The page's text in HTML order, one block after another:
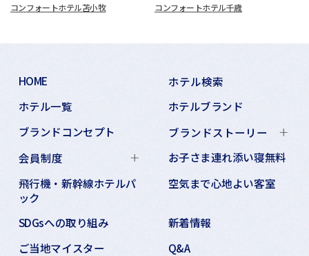
コンフォートホテル苫小牧 コンフォートホテル千歳
HOME
ホテル検索
ホテル一覧
ホテルブランド
ブランドコンセプト
ブランドストーリー
会員制度
お子さま連れ添い寝無料
飛行機・新幹線ホテルパ
ック
空気まで心地よい客室
SDGsへの取り組み
新着情報
ご当地マイスター
Q&A